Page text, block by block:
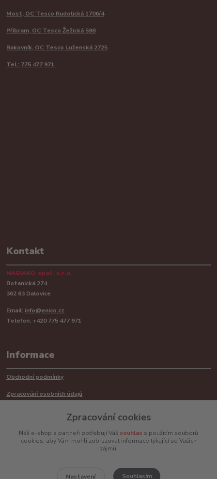
Most, OC Tesco Rudolická 1706/4
Příbram, OC Tesco Žežická 598
Rakovník, OC Tesco Luženská 2725
Tel.: 775 477 971
Kontakt
NASIAKO spol. s.r.o.
Botanická 274
362 63 Dalovice
Email: info@enico.cz
Telefon: +420 775 477 971
Informace
Obchodní podmínky
Zpracování osobních údajů
Mimosoudní řešení sporů ADR
Zpracování cookies
Náš e-shop a partneři potřebují Váš souhlas s použitím souborů
cookies, aby Vám mohli zobrazovat informace týkající se Vašich
zájmů.
Nastavení Souhlasím